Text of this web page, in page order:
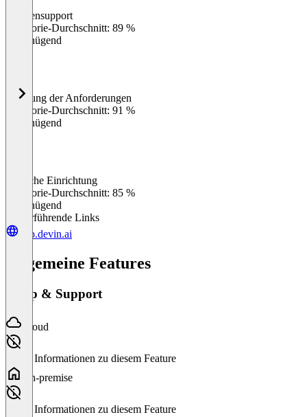
Kundensupport
Kategorie-Durchschnitt: 89 %
Ungenügend
%
Erfüllung der Anforderungen
Kategorie-Durchschnitt: 91 %
Ungenügend
Einfache Einrichtung
Kategorie-Durchschnitt: 85 %
Ungenügend
Weiterführende Links
app.devin.ai
Allgemeine Features
Setup & Support
Cloud
Keine Informationen zu diesem Feature
On-premise
Keine Informationen zu diesem Feature